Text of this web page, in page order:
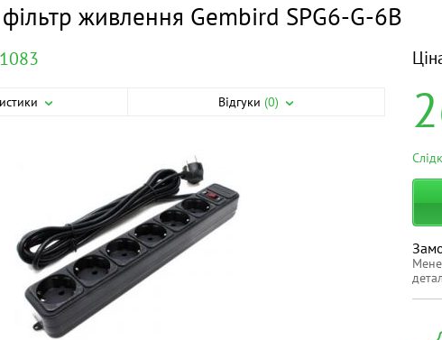
живлення Gembird SPG6-G-6B
Відгуки(0)